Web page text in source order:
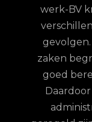
werk-BV
zaken
goed